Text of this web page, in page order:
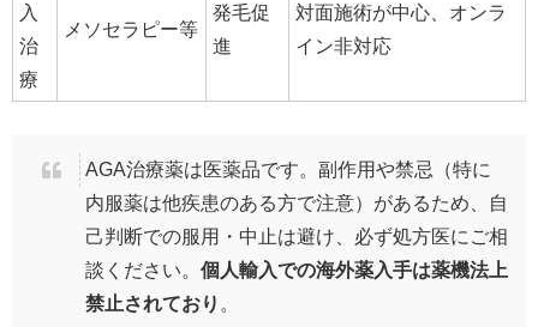
入
治
療
メソセラピー等
発毛促
進
対面施術が中心、オンラ
イン非対応
AGA治療薬は医薬品です。副作用や禁忌（特に
内服薬は他疾患のある方で注意）があるため、自
己判断での服用・中止は避け、必ず処方医にご相
談ください。 個人輸入での海外薬入手は薬機法上
禁止されており 。